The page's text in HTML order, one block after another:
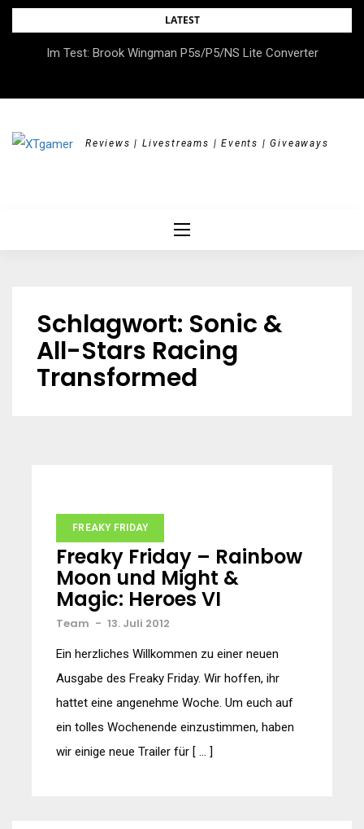
Skip
LATEST
Im Test: Brook Wingman P5s/P5/NS Lite Converter
DOK.fest München 2026 – Empowered, HerStory, Beyond
Reviews | Livestreams | Events | Giveaways
Schlagwort: Sonic &
All-Stars Racing
Transformed
FREAKY FRIDAY
Freaky Friday – Rainbow
Moon und Might &
Magic: Heroes VI
Team - 13. Juli 2012
Ein herzliches Willkommen zu einer neuen
Ausgabe des Freaky Friday. Wir hoffen, ihr
hattet eine angenehme Woche. Um euch auf
ein tolles Wochenende einzustimmen, haben
wir einige neue Trailer für [ … ]